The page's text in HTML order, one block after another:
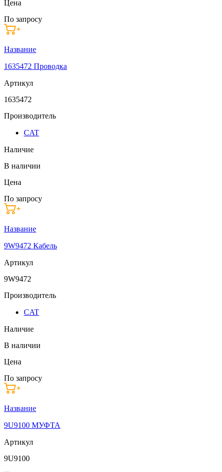
Цена
По запросу
Название
1635472 Проводка
Артикул
1635472
Производитель
CAT
Наличие
В наличии
Цена
По запросу
Название
9W9472 Кабель
Артикул
9W9472
Производитель
CAT
Наличие
В наличии
Цена
По запросу
Название
9U9100 МУФТА
Артикул
9U9100